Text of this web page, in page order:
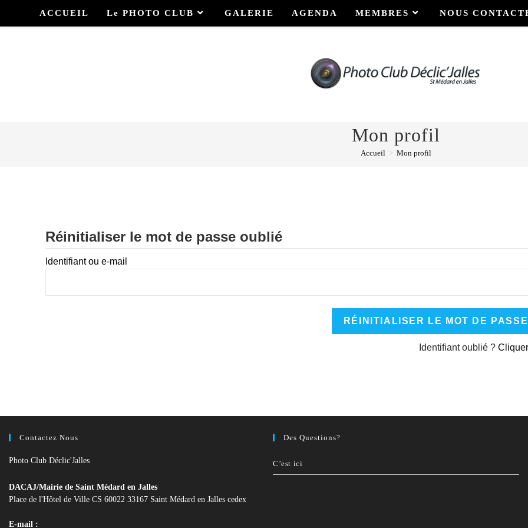
ACCUEIL Le PHOTO CLUB GALERIE AGENDA MEMBRES NOUS
Mon profil
Accueil > Mon profil
Réinitialiser le mot de passe oublié
Identifiant ou e-mail
Identifiant oublié ?
Contactez Nous
Photo Club Déclic'Jalles
DACAJ/Mairie de Saint Médard en Jalles
Place de l'Hôtel de Ville CS 60022 33167 Saint Médard en Jalles cedex
E-mail :
Des Questions?
C’est ici